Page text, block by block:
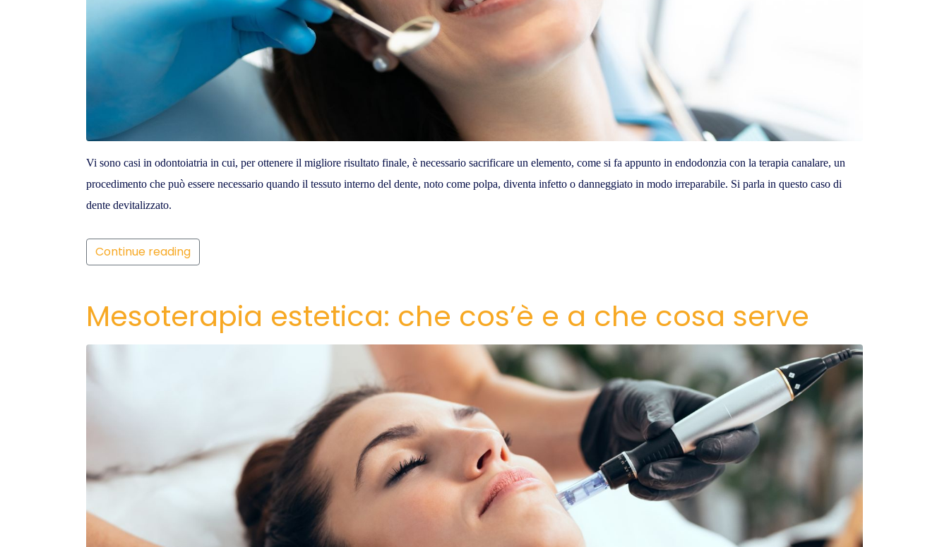
Vi sono casi in odontoiatria in cui, per ottenere il migliore risultato finale, è necessario sacrificare un elemento, come si fa appunto in endodonzia con la terapia canalare, un
procedimento che può essere necessario quando il tessuto interno del dente, noto come polpa, diventa infetto o danneggiato in modo irreparabile. Si parla in questo caso di
dente devitalizzato.
Continue reading
Mesoterapia estetica: che cos’è e a che cosa serve